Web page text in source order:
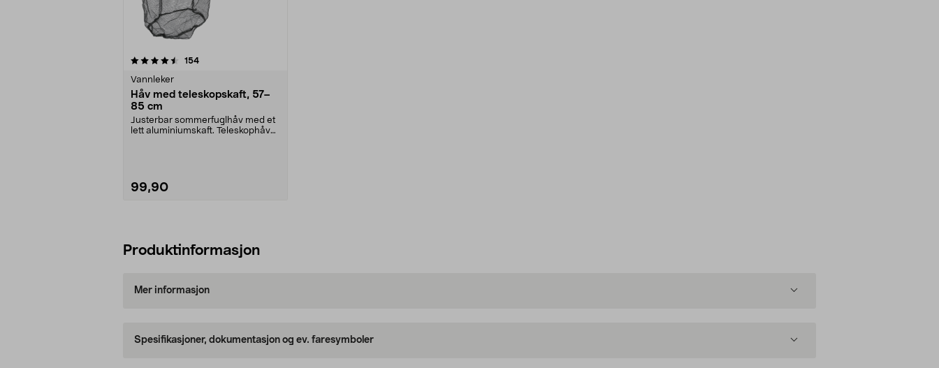
154anmeldelser
Vannleker
Håv med teleskopskaft, 57–
85 cm
Justerbar sommerfuglhåv med et
lett aluminiumskaft. Teleskophåv
99,90
Produktinformasjon
Mer informasjon
Spesifikasjoner, dokumentasjon og ev. faresymboler